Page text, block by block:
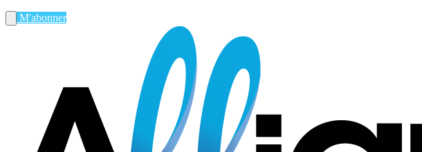
M'abonner